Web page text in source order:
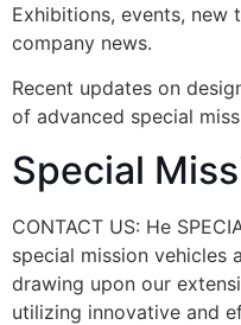
Exhibitions, events, new
company news.
Recent updates on
of advanced special
Special
CONTACT US: He
special mission vehicles
drawing upon our
utilizing innovative and